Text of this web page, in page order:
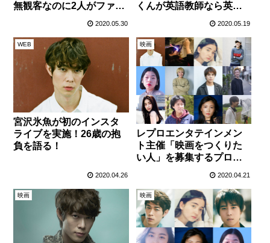
無観客なのに2人がファン
の顔を見ながらトークす
2020.05.30
くんが英語教師なら英語
上達間違いない！！！
2020.05.19
WEB
宮沢氷魚が初のインスタ
ライブを実施！26歳の抱
負を語る！
2020.04.26
映画
レプロエンタテインメン
ト主催「映画をつくりた
い人」を募集するプロジ
ード』グランプリ6作品が
決定！
2020.04.21
映画 映画